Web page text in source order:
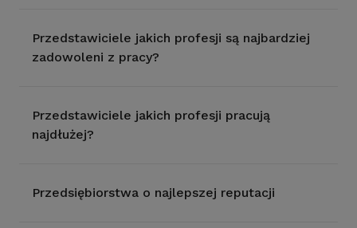
Przedstawiciele jakich profesji są najbardziej
zadowoleni z pracy?
Przedstawiciele jakich profesji pracują
najdłużej?
Przedsiębiorstwa o najlepszej reputacji